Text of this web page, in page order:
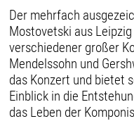
Der mehrfach
Mostovetski aus
verschiedener großer
Mendelssohn und
das Konzert und bietet
Einblick in die
das Leben der